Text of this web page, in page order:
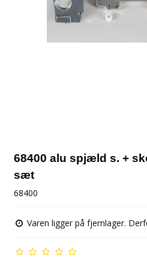
68400 alu spjæld s. +
sæt
68400
Varen ligger på fjernlager.